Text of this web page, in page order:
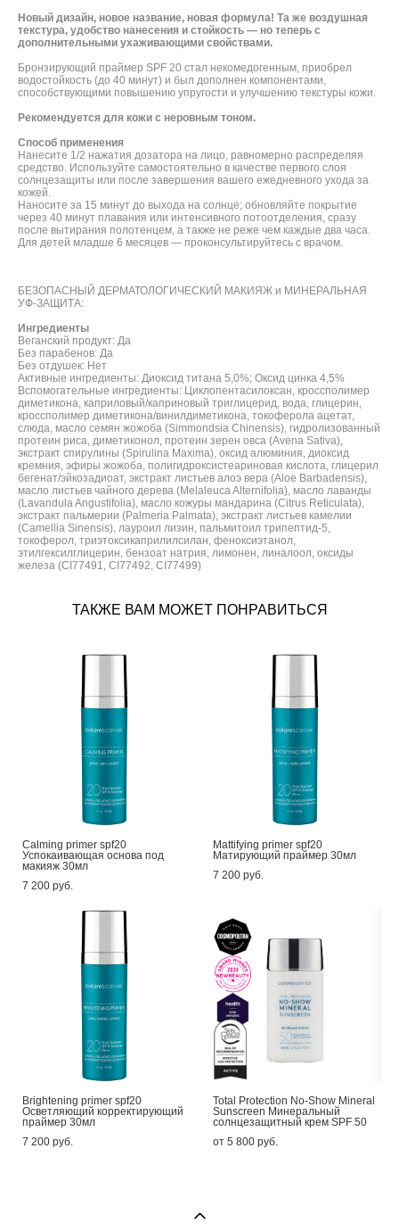
Новый дизайн, новое название, новая формула! Та же воздушная
текстура, удобство нанесения и стойкость — но теперь с
дополнительными ухаживающими свойствами.
Бронзирующий праймер SPF 20 стал некомедогенным, приобрел
водостойкость (до 40 минут) и был дополнен компонентами,
способствующими повышению упругости и улучшению текстуры кожи.
Рекомендуется для кожи с неровным тоном.
Способ применения
Нанесите 1/2 нажатия дозатора на лицо, равномерно распределяя
средство. Используйте самостоятельно в качестве первого слоя
солнцезащиты или после завершения вашего ежедневного ухода за
кожей.
Наносите за 15 минут до выхода на солнце; обновляйте покрытие
через 40 минут плавания или интенсивного потоотделения, сразу
после вытирания полотенцем, а также не реже чем каждые два часа.
Для детей младше 6 месяцев — проконсультируйтесь с врачом.
БЕЗОПАСНЫЙ ДЕРМАТОЛОГИЧЕСКИЙ МАКИЯЖ и МИНЕРАЛЬНАЯ
УФ-ЗАЩИТА:
Ингредиенты
Веганский продукт: Да
Без парабенов: Да
Без отдушек: Нет
Активные ингредиенты: Диоксид титана 5,0%; Оксид цинка 4,5%
Вспомогательные ингредиенты: Циклопентасилоксан, кроссполимер
диметикона, каприловый/каприновый триглицерид, вода, глицерин,
кроссполимер диметикона/винилдиметикона, токоферола ацетат,
слюда, масло семян жожоба (Simmondsia Chinensis), гидролизованный
протеин риса, диметиконол, протеин зерен овса (Avena Sativa),
экстракт спирулины (Spirulina Maxima), оксид алюминия, диоксид
кремния, эфиры жожоба, полигидроксистеариновая кислота, глицерил
бегенат/эйкозадиоат, экстракт листьев алоэ вера (Aloe Barbadensis),
масло листьев чайного дерева (Melaleuca Alternifolia), масло лаванды
(Lavandula Angustifolia), масло кожуры мандарина (Citrus Reticulata),
экстракт пальмерии (Palmeria Palmata), экстракт листьев камелии
(Camellia Sinensis), лауроил лизин, пальмитоил трипептид-5,
токоферол, триэтоксикаприлилсилан, феноксиэтанол,
этилгексилглицерин, бензоат натрия, лимонен, линалоол, оксиды
железа (CI77491, CI77492, CI77499)
ТАКЖЕ ВАМ МОЖЕТ ПОНРАВИТЬСЯ
Calming primer spf20
Успокаивающая основа под
макияж 30мл
7 200 pуб.
Mattifying primer spf20
Матирующий праймер 30мл
7 200 pуб.
Brightening primer spf20
Осветляющий корректирующий
праймер 30мл
7 200 pуб.
Total Protection No-Show Mineral
Sunscreen Минеральный
солнцезащитный крем SPF 50
от 5 800 pуб.